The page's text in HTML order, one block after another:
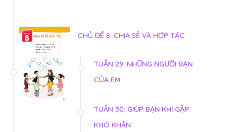
CHỦ ĐỀ 8: CHIA SẺ VÀ HỢP TÁC
TUẦN 29: NHỮNG NGƯỜI BẠN
CỦA EM
TUẦN 30: GIÚP BẠN KHI GẶP
KHÓ KHĂN